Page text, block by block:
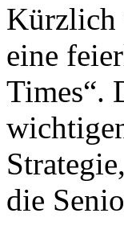
Kürzlich
eine
Times“.
die